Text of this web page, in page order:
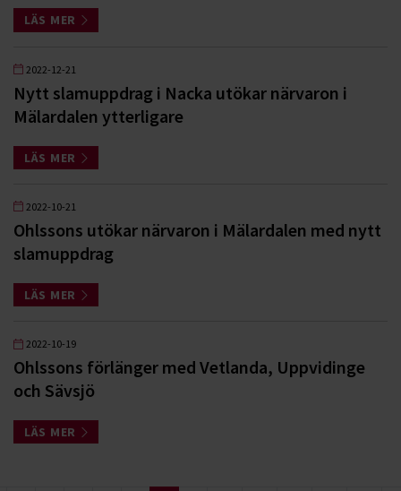
LÄS MER
2022-12-21
Nytt slamuppdrag i Nacka utökar närvaron i
Mälardalen ytterligare
LÄS MER
2022-10-21
Ohlssons utökar närvaron i Mälardalen med nytt
slamuppdrag
LÄS MER
2022-10-19
Ohlssons förlänger med Vetlanda, Uppvidinge
och Sävsjö
LÄS MER